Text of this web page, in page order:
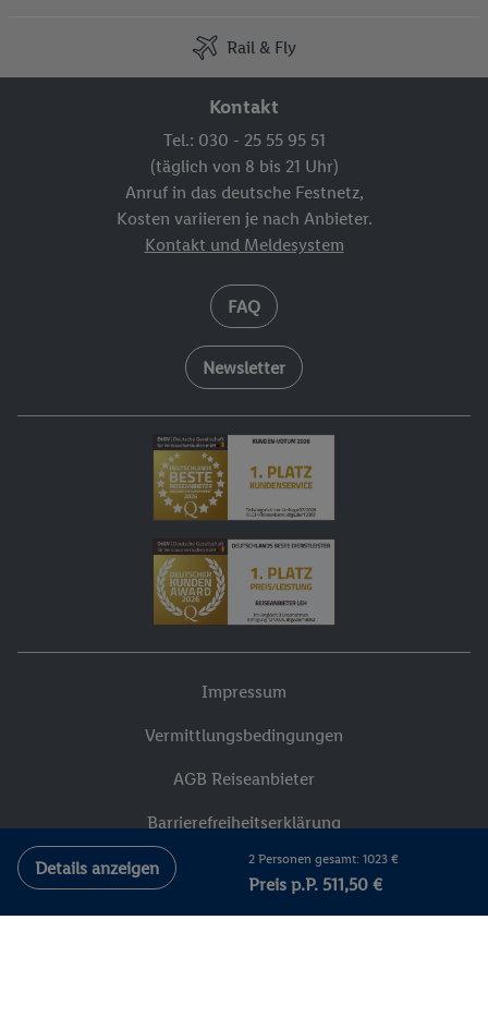
Details anzeigen 2 Personen gesamt: 1023 €
Preis p.P. 511,50 €
Rail & Fly
Kontakt
Tel.: 030 - 25 55 95 51
(täglich von 8 bis 21 Uhr)
Anruf in das deutsche Festnetz,
Kosten variieren je nach Anbieter.
Kontakt und Meldesystem
FAQ
Newsletter
Impressum
Vermittlungsbedingungen
AGB Reiseanbieter
Barrierefreiheitserklärung
Cookie-Bestimmungen